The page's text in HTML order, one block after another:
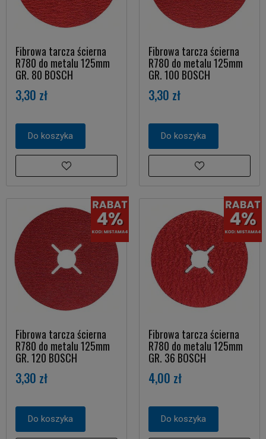
Fibrowa tarcza ścierna
R780 do metalu 125mm
GR. 80 BOSCH
3,30 zł
Do koszyka
Fibrowa tarcza ścierna
R780 do metalu 125mm
GR. 100 BOSCH
3,30 zł
Do koszyka
Fibrowa tarcza ścierna
R780 do metalu 125mm
GR. 120 BOSCH
3,30 zł
Do koszyka
Fibrowa tarcza ścierna
R780 do metalu 125mm
GR. 36 BOSCH
4,00 zł
Do koszyka